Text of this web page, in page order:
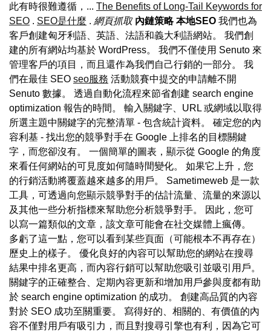
此有時很難遵循，... The Benefits of Long-Tail Keywords for
SEO . SEO是什麼 . 網頁抓取 內鏈策略 本地SEO 我們也為
客戶創建匈牙利語、英語、法語和義大利語網站。 我們創
建的所有網站均基於 WordPress。 我們不僅使用 Senuto 來
管理客戶的項目，而且還作為我們自己行銷的一部分。 我
們在最佳 SEO seo服務 活動競賽中提交的申請離不開
Senuto 數據。 透過自動化流程來節省創建 search engine
optimization 報告的時間。 輸入關鍵字、URL 或網域以取得
所選主題中關鍵字的完整清單 - 包含統計資料。 確定您的內
容利基 - 找出您的競爭對手在 Google 上排名的目標關鍵
字，而您卻沒有。 一個簡單的圖表，顯示從 Google 的角度
來看任何網站的可見度如何隨時間變化。 如果它上升，您
的行銷活動將覆蓋越來越多的用戶。 Sametimeweb 是一款
工具，可透過向您顯示競爭對手的估計流量、流量的來源以
及其他一些分析指標來幫助您分析競爭對手。 因此，您可
以寫一篇類似的文章，該文章可能會在社交媒體上瘋傳。
多虧了這一點，您可以看到某些頁面（可能根本不再存在）
歷史上的樣子。 優化良好的內容可以幫助您的網站在搜尋
結果中排名更高，而內容行銷可以幫助您吸引並吸引用戶。
關鍵字的正確整合、定期內容更新和增加用戶參與度都有助
於 search engine optimization 的成功。 創建高品質的內容
對於 SEO 成功至關重要。 寫得好的、相關的、有價值的內
容不僅對用戶有吸引力，而且對搜尋引擎也有利，因為它可